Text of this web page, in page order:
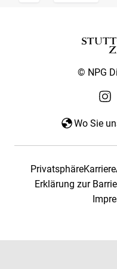
© NPG
Wo Sie
PrivatsphäreKarriere
Erklärung zur